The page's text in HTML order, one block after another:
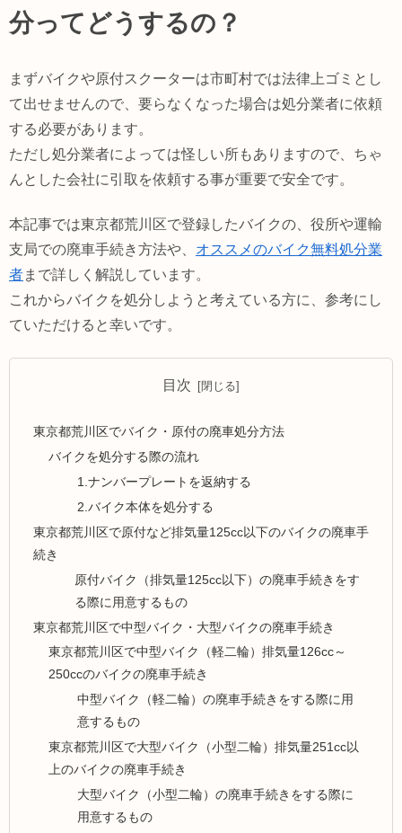
分ってどうするの？
まずバイクや原付スクーターは市町村では法律上ゴミとし
て出せませんので、要らなくなった場合は処分業者に依頼
する必要があります。
ただし処分業者によっては怪しい所もありますので、ちゃ
んとした会社に引取を依頼する事が重要で安全です。
本記事では東京都荒川区で登録したバイクの、役所や運輸
支局での廃車手続き方法や、 オススメのバイク無料処分業
者まで詳しく解説しています。
これからバイクを処分しようと考えている方に、参考にし
ていただけると幸いです。
目次
東京都荒川区でバイク・原付の廃車処分方法
バイクを処分する際の流れ
1.ナンバープレートを返納する
2.バイク本体を処分する
東京都荒川区で原付など排気量125cc以下のバイクの廃車手
続き
原付バイク（排気量125cc以下）の廃車手続きをす
る際に用意するもの
東京都荒川区で中型バイク・大型バイクの廃車手続き
東京都荒川区で中型バイク（軽二輪）排気量126cc～
250ccのバイクの廃車手続き
中型バイク（軽二輪）の廃車手続きをする際に用
意するもの
東京都荒川区で大型バイク（小型二輪）排気量251cc以
上のバイクの廃車手続き
大型バイク（小型二輪）の廃車手続きをする際に
用意するもの